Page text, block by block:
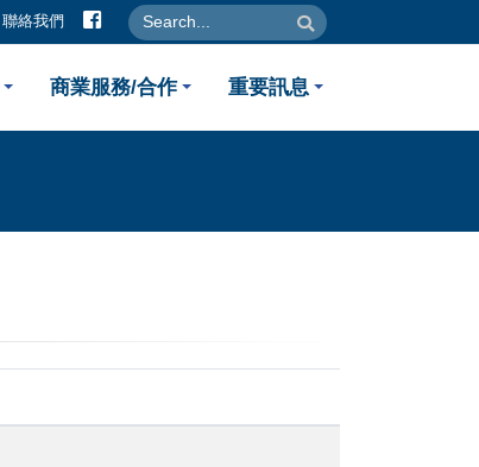
聯絡我們 facebook
search search
商業服務/合作 重要訊息